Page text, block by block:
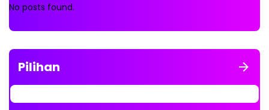
No posts found.
Pilihan